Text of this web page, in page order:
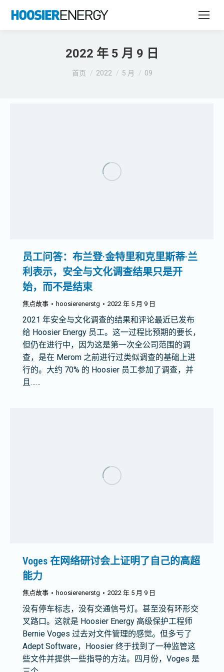
2022 年 5 月 9 日
您在这里：
首页 2022 5 月 09
员工问答：布兰登·金特里和克里斯蒂·兰
利表示，安全与文化调查结果只是开
始，而不是结束
焦点故事 hoosierenerstg 2022 年 5 月 9 日
2021 年安全与文化调查的结果和评论最近已发布
给 Hoosier Energy 员工。这一过程比预期的要长，
但仍在进行中，因为这是第一次全公司范围的调
查，是在 Merom 之前进行过类似调查的基础上进
行的。大约 70% 的 Hoosier 员工参加了调查，并
且……
Voges 在网络研讨会上证明了自己的高超
能力
焦点故事 hoosierenerstg 2022 年 5 月 9 日
没有停车标志，没有交通信号灯。甚至没有环形交
叉路口。这就是 Hoosier Energy 高级保护工程师
Bernie Voges 过去对文件管理的感觉。但多亏了
Adept Software，Hoosier 终于找到了一种监管这
些文件并提供一些指导的方法。四月份，Voges 是